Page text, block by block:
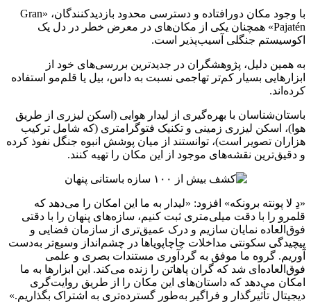
با وجود مکان دورافتاده و دسترسی محدود بازدیدکنندگان، «Gran
Pajatén» همچنان یکی از مکان‌های در معرض خطر در دل یک
اکوسیستم جنگلی آسیب‌پذیر است.
به همین دلیل، پژوهشگران در جدیدترین بررسی‌های خود از
ابزارهایی بسیار کم‌تر تهاجمی‌ نسبت به داس، بیل یا قلم‌مو استفاده
کرده‌اند.
باستان‌شناسان با بهره‌گیری از لیدار هوایی (اسکن لیزری از طریق
هوا)، اسکن لیزری زمینی و تکنیک فتوگرامتری (که شامل ترکیب
هزاران تصویر است)، توانستند از میان پوشش انبوه جنگل نفوذ کرده
و دقیق‌ترین نقشه‌های موجود از این مکان را تهیه کنند.
«دِ لا پونته برونکه» افزود: «لیدار به ما این امکان را می‌دهد که
قلمرو را با دقت میلی‌متری ثبت کنیم، سازه‌های پنهان را با دقتی
فوق‌العاده نمایان سازیم و درک عمیق‌تری از سازمان فضایی و
پیچیدگی سکونتی مداخلات چاچاپویاها در چشم‌انداز وسیع‌تر به‌دست
آوریم. گروه ما موفق به گردآوری مستندات بصری و علمی
فوق‌العاده‌ای شد که گران پاهاتن را زنده می‌کند. این ابزارها به ما
امکان می‌دهد که داستان‌های این مکان را از طریق روایت‌گری
دیجیتالِ تأثیرگذار و فراگیر به‌طور گسترده‌تری به اشتراک بگذاریم.»